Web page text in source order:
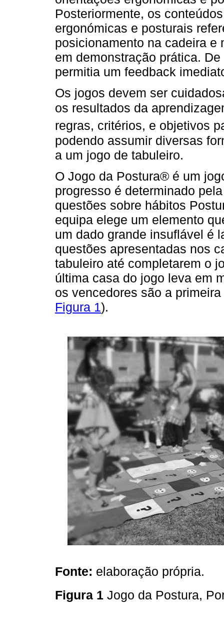
Posteriormente, os
ergonómicas e posturais
posicionamento na cadeira e
em demonstração prática.
permitia um feedback
Os jogos devem ser
os resultados da
regras, critérios, e objetivos
podendo assumir diversas
a um jogo de tabuleiro.
O Jogo da Postura® é um
progresso é determinado
questões sobre hábitos
equipa elege um elemento
um dado grande insuflável é
questões apresentadas nos
tabuleiro até completarem o
última casa do jogo leva em
os vencedores são a
Figura 1).
Fonte: elaboração própria.
Figura 1 Jogo da Postura,